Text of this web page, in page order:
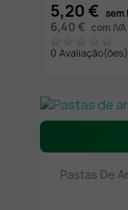
5,20 € sem
6,40 € com IVA
0 Avaliação(ões)
Pastas De